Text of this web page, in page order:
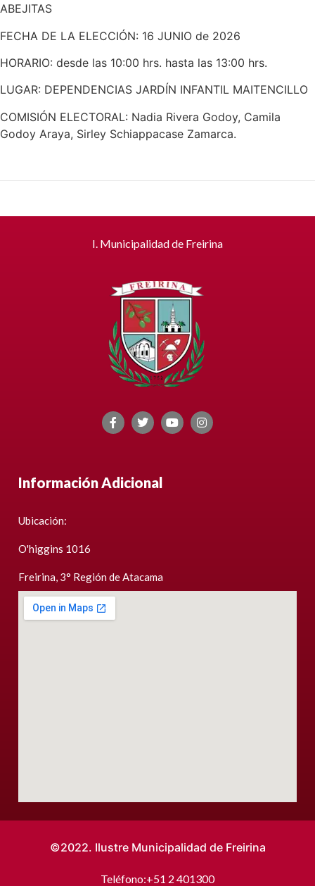
ABEJITAS
FECHA DE LA ELECCIÓN: 16 JUNIO de 2026
HORARIO: desde las 10:00 hrs. hasta las 13:00 hrs.
LUGAR: DEPENDENCIAS JARDÍN INFANTIL MAITENCILLO
COMISIÓN ELECTORAL: Nadia Rivera Godoy, Camila
Godoy Araya, Sirley Schiappacase Zamarca.
I. Municipalidad de Freirina
Información Adicional
Ubicación:
O'higgins 1016
Freirina, 3° Región de Atacama
©2022. Ilustre Municipalidad de Freirina
Teléfono:+51 2 401300